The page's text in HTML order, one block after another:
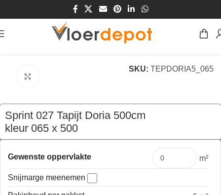
/Vloeren/Tapijt
SKU: TEPDORIA5_065
Sprint 027 Tapijt Doria 500cm
kleur 065 x 500
€199,50 per mtr
Gewenste oppervlakte m²
Snijmarge meenemen